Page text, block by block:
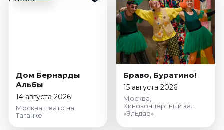
Дом Бернарды
Альбы
14 августа 2026
Москва, Театр на
Таганке
Браво, Буратино!
15 августа 2026
Москва,
Киноконцертный зал
«Эльдар»